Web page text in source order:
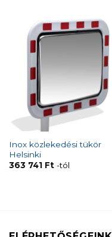
Inox közlekedési tükör
Helsinki
363 741 Ft-tól